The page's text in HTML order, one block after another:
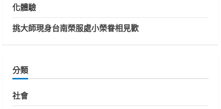
化體驗
挑大師現身台南榮服處小榮眷相見歡
分類
社會